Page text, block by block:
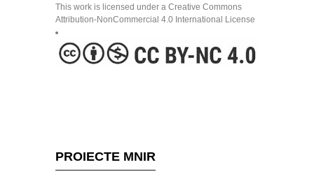
This work is licensed under a Creative Commons
Attribution-NonCommercial 4.0 International License
PROIECTE MNIR